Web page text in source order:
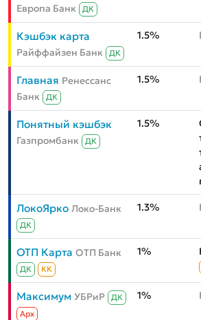
Европа Банк
ДК
Кэшбэк карта
Райффайзен Банк ДК
1.5%
Главная Ренессанс
Банк
ДК
1.5%
Понятный кэшбэк
Газпромбанк ДК
1.5%
ЛокоЯрко Локо-Банк
ДК
1.3%
ОТП Карта ОТП Банк
ДК КК
1%
Максимум УБРиР
ДК
Aрх
1%